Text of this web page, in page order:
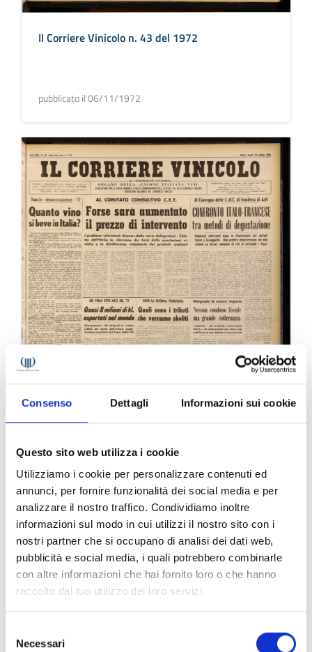
Consenso Dettagli Informazioni sui cookie
Questo sito web utilizza i cookie
Utilizziamo i cookie per personalizzare contenuti ed
annunci, per fornire funzionalità dei social media e per
analizzare il nostro traffico. Condividiamo inoltre
informazioni sul modo in cui utilizzi il nostro sito con i
nostri partner che si occupano di analisi dei dati web,
pubblicità e social media, i quali potrebbero combinarle
con altre informazioni che hai fornito loro o che hanno
raccolto dal tuo utilizzo dei loro servizi.
delNecessari
Il Corriere Vinicolo n. 43 del 1972
pubblicato il 06/11/1972
Il Corriere Vinicolo n. 42 del 1972
pubblicato il 30/10/1972